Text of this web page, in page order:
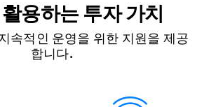
용하는 투자 가치
속적인 운영을 위한 지원을 제공
합니다.